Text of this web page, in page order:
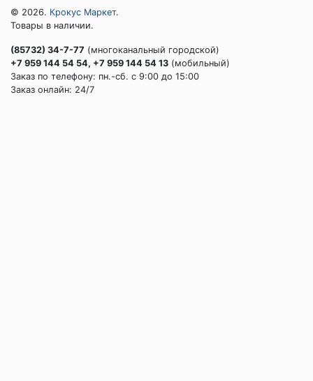
© 2026. Крокус Маркет.
Товары в наличии.
(85732) 34-7-77 (многоканальный городской)
+7 959 144 54 54, +7 959 144 54 13 (мобильный)
Заказ по телефону: пн.-сб. c 9:00 до 15:00
Заказ онлайн: 24/7